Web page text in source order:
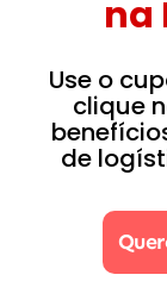
na
Use o
clique
de